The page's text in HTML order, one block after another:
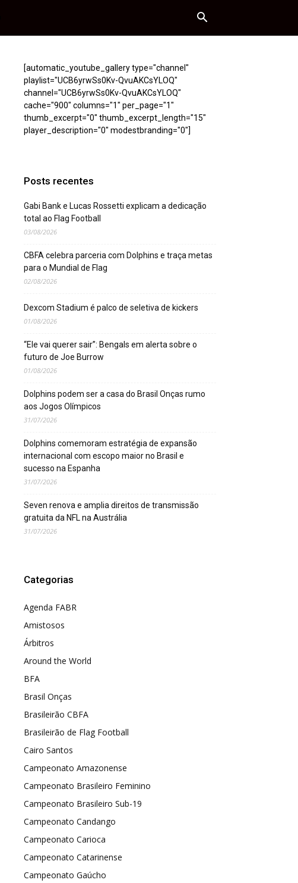
[automatic_youtube_gallery type="channel"
playlist="UCB6yrwSs0Kv-QvuAKCsYLOQ"
channel="UCB6yrwSs0Kv-QvuAKCsYLOQ"
cache="900" columns="1" per_page="1"
thumb_excerpt="0" thumb_excerpt_length="15"
player_description="0" modestbranding="0"]
Posts recentes
Gabi Bank e Lucas Rossetti explicam a dedicação
total ao Flag Football
03/08/2026
CBFA celebra parceria com Dolphins e traça metas
para o Mundial de Flag
02/08/2026
Dexcom Stadium é palco de seletiva de kickers
01/08/2026
“Ele vai querer sair”: Bengals em alerta sobre o
futuro de Joe Burrow
01/08/2026
Dolphins podem ser a casa do Brasil Onças rumo
aos Jogos Olímpicos
31/07/2026
Dolphins comemoram estratégia de expansão
internacional com escopo maior no Brasil e
sucesso na Espanha
31/07/2026
Seven renova e amplia direitos de transmissão
gratuita da NFL na Austrália
31/07/2026
Categorias
Agenda FABR
Amistosos
Árbitros
Around the World
BFA
Brasil Onças
Brasileirão CBFA
Brasileirão de Flag Football
Cairo Santos
Campeonato Amazonense
Campeonato Brasileiro Feminino
Campeonato Brasileiro Sub-19
Campeonato Candango
Campeonato Carioca
Campeonato Catarinense
Campeonato Gaúcho